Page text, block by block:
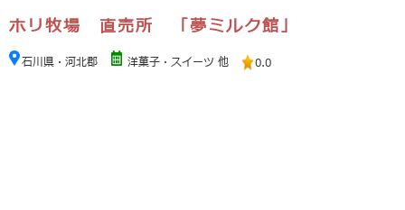
ホリ牧場 直売所 「夢ミルク館」
石川県・河北郡 洋菓子・スイーツ 他 0.0